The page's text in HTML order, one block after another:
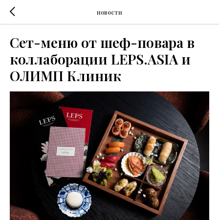
новости
Сет-меню от шеф-повара в
коллаборации LEPS.ASIA и
ОЛИМП Клиник